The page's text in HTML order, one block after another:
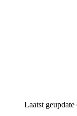
Laatst